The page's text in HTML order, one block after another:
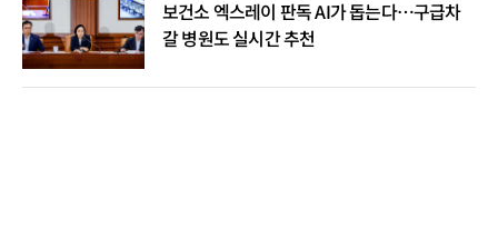
보건소 엑스레이 판독 AI가 돕는다…구급차
갈 병원도 실시간 추천